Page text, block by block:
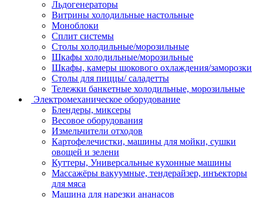
Льдогенераторы
Витрины холодильные настольные
Моноблоки
Сплит системы
Столы холодильные/морозильные
Шкафы холодильные/морозильные
Шкафы, камеры шокового охлаждения/заморозки
Столы для пиццы/ саладетты
Тележки банкетные холодильные, морозильные
Электромеханическое оборудование
Блендеры, миксеры
Весовое оборудования
Измельчители отходов
Картофелечистки, машины для мойки, сушки
овощей и зелени
Куттеры, Универсальные кухонные машины
Массажёры вакуумные, тендерайзер, инъекторы
для мяса
Машина для нарезки ананасов